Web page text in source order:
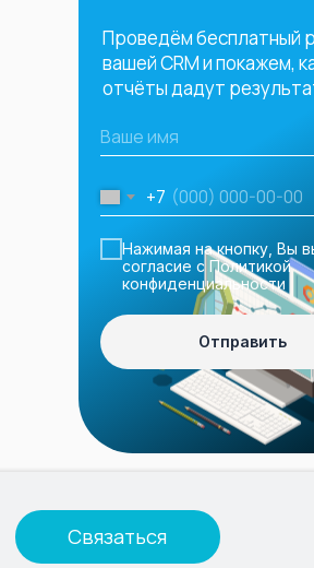
Проведём бесплатный
вашей CRM и покажем,
отчёты дадут
+7
Нажимая на кнопку, Вы
согласие с Политикой
конфиденциальности
Отправить